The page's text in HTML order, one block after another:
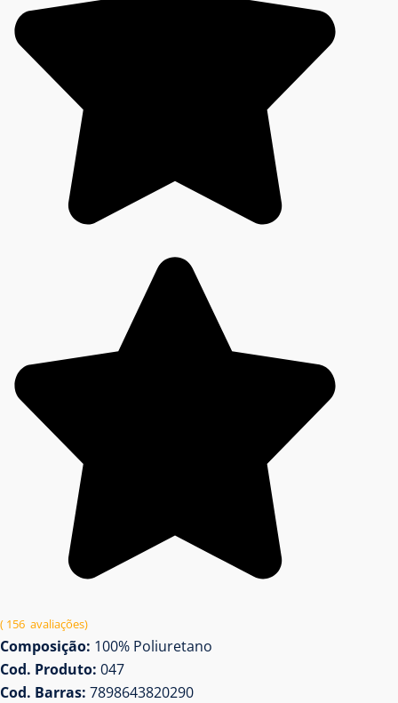
( 156 avaliações)
Composição: 100% Poliuretano
Cod. Produto: 047
Cod. Barras: 7898643820290